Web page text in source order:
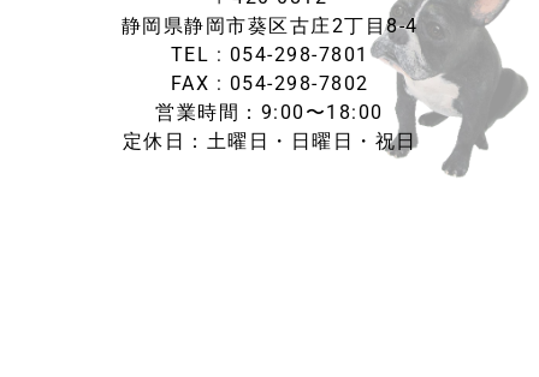
静岡県静岡市葵区古庄2丁目8-4
TEL : 054-298-7801
FAX : 054-298-7802
営業時間：9:00〜18:00
定休日：土曜日・日曜日・祝日